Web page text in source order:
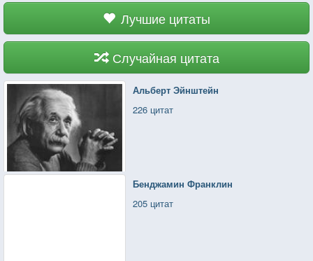
Лучшие цитаты
Случайная цитата
Альберт Эйнштейн
226 цитат
Бенджамин Франклин
205 цитат